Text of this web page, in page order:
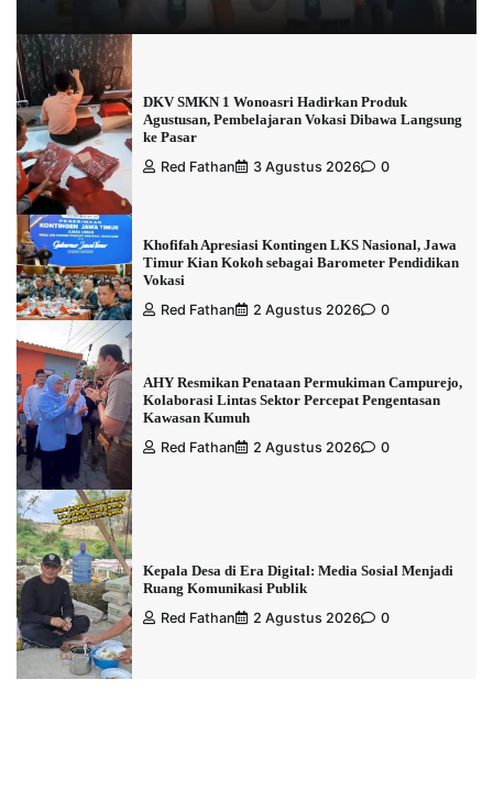
DKV SMKN 1 Wonoasri Hadirkan Produk
Agustusan, Pembelajaran Vokasi Dibawa Langsung
ke Pasar
Red Fathan
3 Agustus 2026 0
Khofifah Apresiasi Kontingen LKS Nasional, Jawa
Timur Kian Kokoh sebagai Barometer Pendidikan
Vokasi
Red Fathan
2 Agustus 2026 0
AHY Resmikan Penataan Permukiman Campurejo,
Kolaborasi Lintas Sektor Percepat Pengentasan
Kawasan Kumuh
Red Fathan
2 Agustus 2026 0
Kepala Desa di Era Digital: Media Sosial Menjadi
Ruang Komunikasi Publik
Red Fathan
2 Agustus 2026 0